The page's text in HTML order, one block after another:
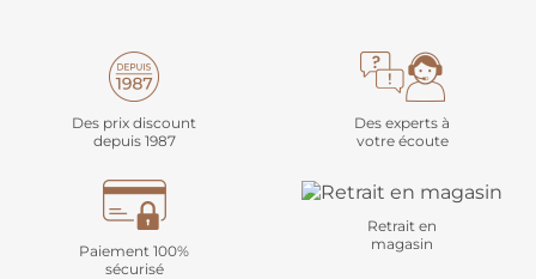
Des prix discount
depuis 1987
Des experts à
votre écoute
Paiement 100%
sécurisé
Retrait en
magasin